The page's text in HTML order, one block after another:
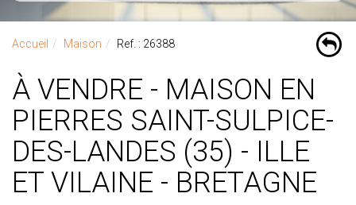
Accueil Maison Ref. : 26388
À VENDRE - MAISON EN
PIERRES SAINT-SULPICE-
DES-LANDES (35) - ILLE
ET VILAINE - BRETAGNE